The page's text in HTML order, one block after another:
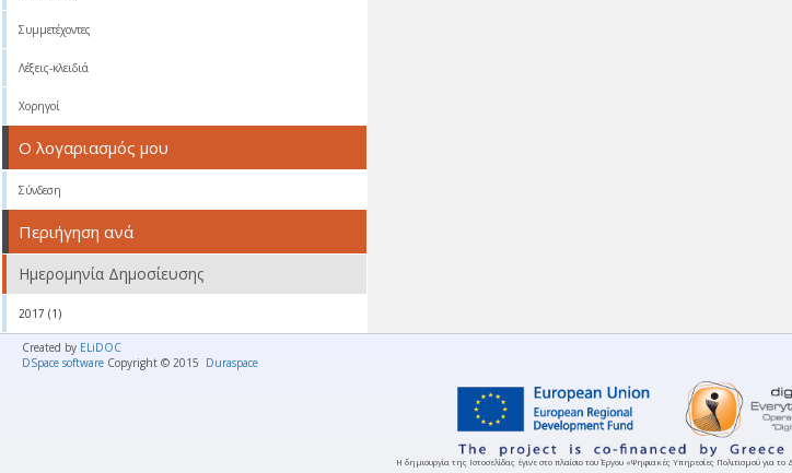
Συμμετέχοντες
Λέξεις-κλειδιά
Χορηγοί
Ο λογαριασμός μου
Σύνδεση
Περιήγηση ανά
Ημερομηνία Δημοσίευσης
2017 (1)
Created by ELiDOC
DSpace software Copyright © 2015 Duraspace
Η δημιουργία της Ιστοσελίδας έγινε στο πλαίσιο του Έργου «Ψηφιακές Υπηρεσίες Πολιτισμού